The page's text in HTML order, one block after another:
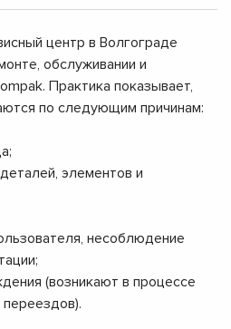
центр в Волгограде
обслуживании и
Практика показывает,
по следующим причинам:
элементов и
несоблюдение
(возникают в процессе